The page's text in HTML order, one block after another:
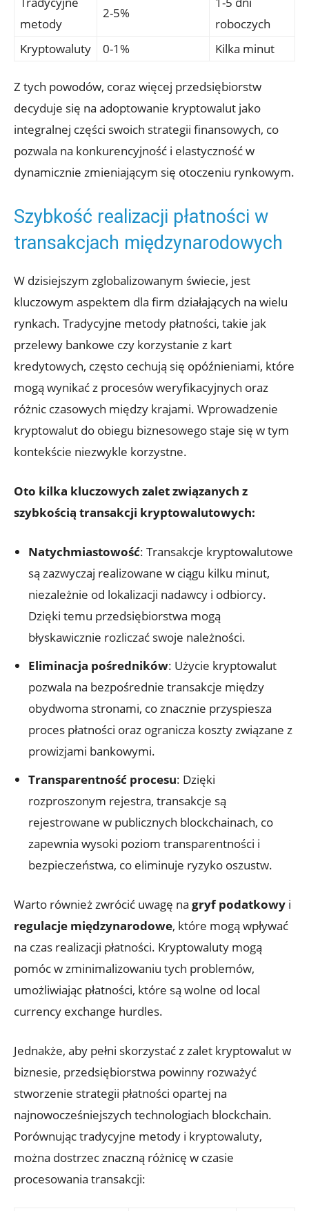
metody
2-5%
roboczych
Kryptowaluty
0-1% Kilka minut
Z tych ⁤powodów, coraz ‍więcej przedsiębiorstw
decyduje się ⁢na adoptowanie ⁢kryptowalut⁤ jako
integralnej ⁤części swoich strategii finansowych, co⁣
pozwala na​ konkurencyjność i elastyczność w
⁤dynamicznie ⁢zmieniającym się otoczeniu​ rynkowym.
Szybkość ⁢realizacji płatności w
transakcjach ⁤międzynarodowych
W ‍dzisiejszym zglobalizowanym świecie, jest
kluczowym⁣ aspektem dla ⁤firm działających na wielu
⁢rynkach. Tradycyjne ‌metody płatności, takie jak
przelewy ⁢bankowe czy korzystanie z kart
kredytowych, często cechują‍ się opóźnieniami, które
mogą wynikać ⁤z procesów weryfikacyjnych oraz
różnic czasowych ‍między krajami. Wprowadzenie
kryptowalut do obiegu​ biznesowego staje się w tym⁢
kontekście niezwykle korzystne.
Oto kilka kluczowych ⁤zalet związanych z
szybkością transakcji kryptowalutowych:
Natychmiastowość: Transakcje kryptowalutowe
są zazwyczaj ⁤realizowane w ciągu kilku ⁣minut,⁤
niezależnie od ⁤lokalizacji ‌nadawcy​ i odbiorcy.
Dzięki temu przedsiębiorstwa⁣ mogą​
błyskawicznie rozliczać⁤ swoje należności.
Eliminacja pośredników:‌ Użycie kryptowalut
pozwala na bezpośrednie transakcje między
obydwoma stronami, co znacznie przyspiesza
proces płatności oraz ogranicza koszty związane z‍
prowizjami‌ bankowymi.
Transparentność procesu: Dzięki
rozproszonym‌ rejestra, transakcje są
rejestrowane ‌w publicznych blockchainach, co
zapewnia wysoki‍ poziom transparentności i‍
bezpieczeństwa,⁣ co eliminuje ryzyko⁢ oszustw.
Warto również zwrócić ⁣uwagę ‌na gryf podatkowy ​i
regulacje międzynarodowe, które ​mogą wpływać
na czas‌ realizacji płatności. Kryptowaluty mogą
⁣pomóc w zminimalizowaniu tych problemów,​
umożliwiając⁣ płatności, ‍które są ​wolne od local
currency exchange hurdles.
Jednakże, ​aby⁤ pełni‍ skorzystać z⁣ zalet kryptowalut⁣ w
biznesie, przedsiębiorstwa powinny rozważyć
stworzenie⁣ strategii płatności opartej na
najnowocześniejszych technologiach blockchain.
Porównując ‌tradycyjne metody i kryptowaluty,
można dostrzec znaczną ‍różnicę‌ w czasie
procesowania transakcji: